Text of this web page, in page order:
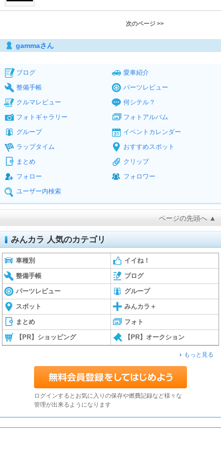
次のページ >>
gammaさん
ブログ
愛車紹介
整備手帳
パーツレビュー
クルマレビュー
何シテル？
フォトギャラリー
フォトアルバム
グループ
イベントカレンダー
ラップタイム
おすすめスポット
まとめ
クリップ
フォロー
フォロワー
ユーザー内検索
ページの先頭へ ▲
みんカラ 人気のカテゴリ
車種別 イイね！
整備手帳 ブログ
パーツレビュー グループ
スポット みんカラ＋
まとめ フォト
【PR】ショッピング 【PR】オークション
もっと見る
ログインするとお気に入りの保存や燃費記録など様々な
管理が出来るようになります